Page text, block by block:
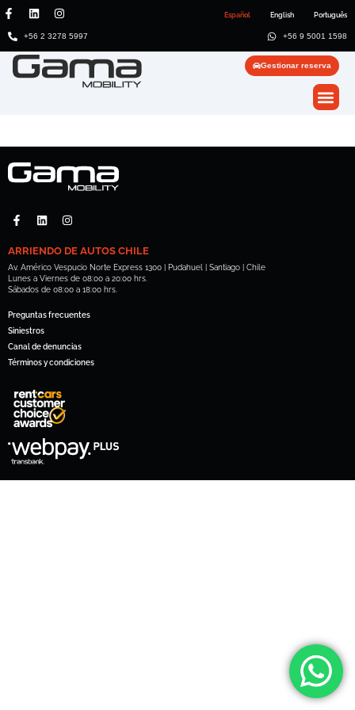
Español English Português
+56 2 3278 5997 +56 9 5001 1598
Gestionar reserva
ARRIENDO DE AUTOS CHILE
Av. Américo Vespucio Norte Express 1300 | Pudahuel | Santiago | Chile
Lunes a Viernes de 08:00 a 20:00 hrs.
Sábados de 08:00 a 18:00 hrs.
Preguntas frecuentes
Siniestros
Canal de denuncias
Términos y condiciones